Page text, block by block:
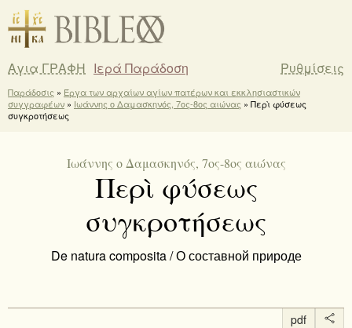
Αγια ΓΡΑΦΗ Ιερά Παράδοση Ρυθμίσεις
Παράδοσις » Έργα των αρχαίων αγίων πατέρων και εκκλησιαστικών
συγγραφέων » Ιωάννης ο Δαμασκηνός, 7ος-8ος αιώνας » Περὶ φύσεως
συγκροτήσεως
Ιωάννης ο Δαμασκηνός, 7ος-8ος αιώνας
Περὶ φύσεως
συγκροτήσεως
De natura composita / О составной природе
pdf